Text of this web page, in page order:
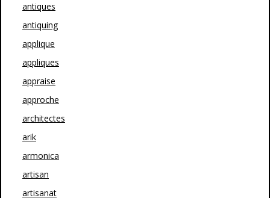
antiques
antiquing
applique
appliques
appraise
approche
architectes
arik
armonica
artisan
artisanat